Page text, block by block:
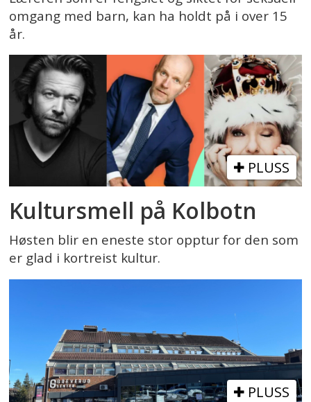
omgang med barn, kan ha holdt på i over 15
år.
PLUSS
Kultursmell på Kolbotn
Høsten blir en eneste stor opptur for den som
er glad i kortreist kultur.
PLUSS